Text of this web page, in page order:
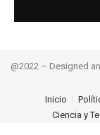
@2022 – Designed
Inicio
Ciencia y